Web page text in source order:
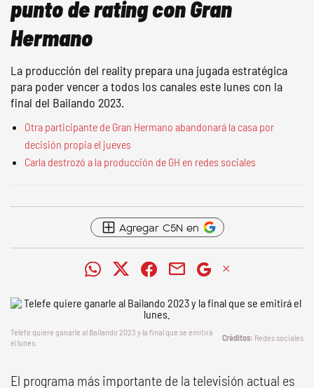
punto de rating con Gran
Hermano
La producción del reality prepara una jugada estratégica
para poder vencer a todos los canales este lunes con la
final del Bailando 2023.
Otra participante de Gran Hermano abandonará la casa por
decisión propia el jueves
Carla destrozó a la producción de GH en redes sociales
Agregar C5N en
Telefe quiere ganarle al Bailando 2023 y la final que se emitirá
el lunes.
Redes sociales
El programa más importante de la televisión actual es